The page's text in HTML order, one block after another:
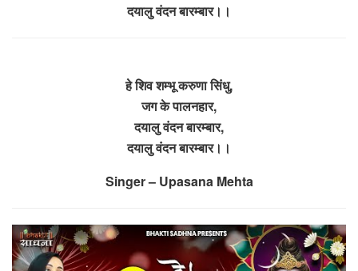
दयालु वंदन बारम्बार।।
हे शिव शम्भू करुणा सिंधु,
जग के पालनहार,
दयालु वंदन बारम्बार,
दयालु वंदन बारम्बार।।
Singer – Upasana Mehta